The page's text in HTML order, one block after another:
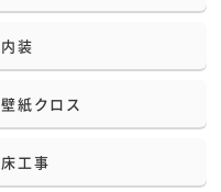
内装
壁紙クロス
床工事